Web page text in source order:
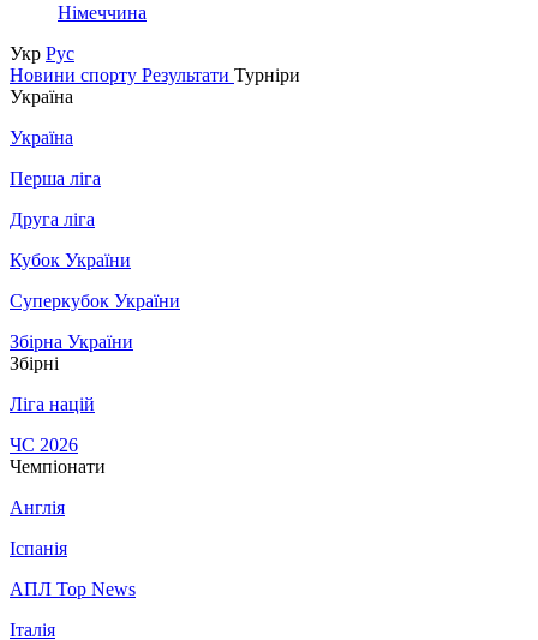
Німеччина
Укр Рус
Новини спорту Результати Турніри
Україна
Україна
Перша ліга
Друга ліга
Кубок України
Суперкубок України
Збірна України
Збірні
Ліга націй
ЧС 2026
Чемпіонати
Англія
Іспанія
АПЛ Top News
Італія